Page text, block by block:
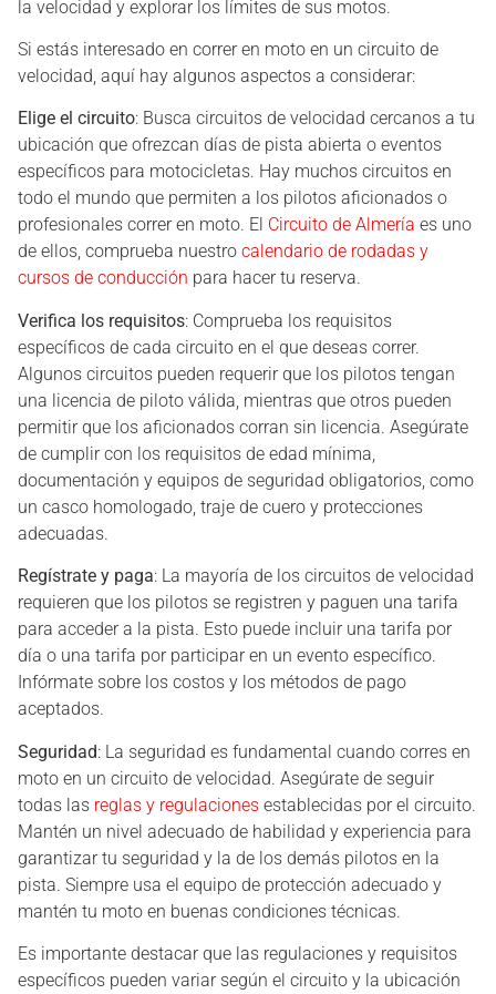
la velocidad y explorar los límites de sus motos.
Si estás interesado en correr en moto en un circuito de
velocidad, aquí hay algunos aspectos a considerar:
Elige el circuito: Busca circuitos de velocidad cercanos a tu
ubicación que ofrezcan días de pista abierta o eventos
específicos para motocicletas. Hay muchos circuitos en
todo el mundo que permiten a los pilotos aficionados o
profesionales correr en moto. El Circuito de Almería es uno
de ellos, comprueba nuestro calendario de rodadas y
cursos de conducción para hacer tu reserva.
Verifica los requisitos: Comprueba los requisitos
específicos de cada circuito en el que deseas correr.
Algunos circuitos pueden requerir que los pilotos tengan
una licencia de piloto válida, mientras que otros pueden
permitir que los aficionados corran sin licencia. Asegúrate
de cumplir con los requisitos de edad mínima,
documentación y equipos de seguridad obligatorios, como
un casco homologado, traje de cuero y protecciones
adecuadas.
Regístrate y paga: La mayoría de los circuitos de velocidad
requieren que los pilotos se registren y paguen una tarifa
para acceder a la pista. Esto puede incluir una tarifa por
día o una tarifa por participar en un evento específico.
Infórmate sobre los costos y los métodos de pago
aceptados.
Seguridad: La seguridad es fundamental cuando corres en
moto en un circuito de velocidad. Asegúrate de seguir
todas las reglas y regulaciones establecidas por el circuito.
Mantén un nivel adecuado de habilidad y experiencia para
garantizar tu seguridad y la de los demás pilotos en la
pista. Siempre usa el equipo de protección adecuado y
mantén tu moto en buenas condiciones técnicas.
Es importante destacar que las regulaciones y requisitos
específicos pueden variar según el circuito y la ubicación